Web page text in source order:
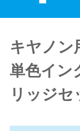
キヤノン
単色イン
リッジセ